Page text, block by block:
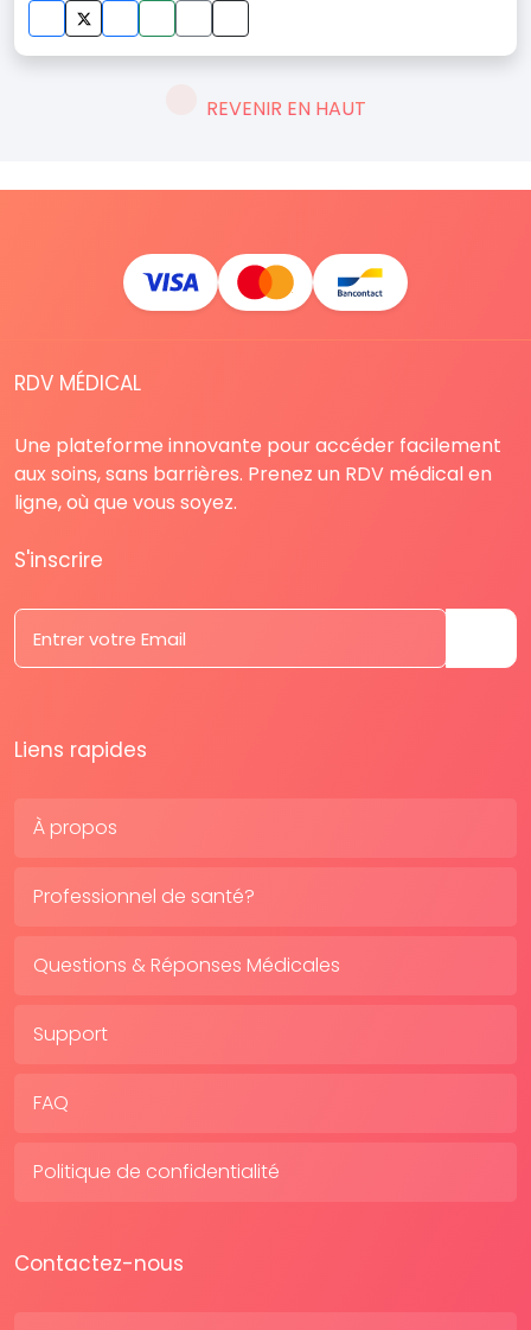
REVENIR EN HAUT
RDV MÉDICAL
Une plateforme innovante pour accéder facilement
aux soins, sans barrières. Prenez un RDV médical en
ligne, où que vous soyez.
S'inscrire
Liens rapides
À propos
Professionnel de santé?
Questions & Réponses Médicales
Support
FAQ
Politique de confidentialité
Contactez-nous